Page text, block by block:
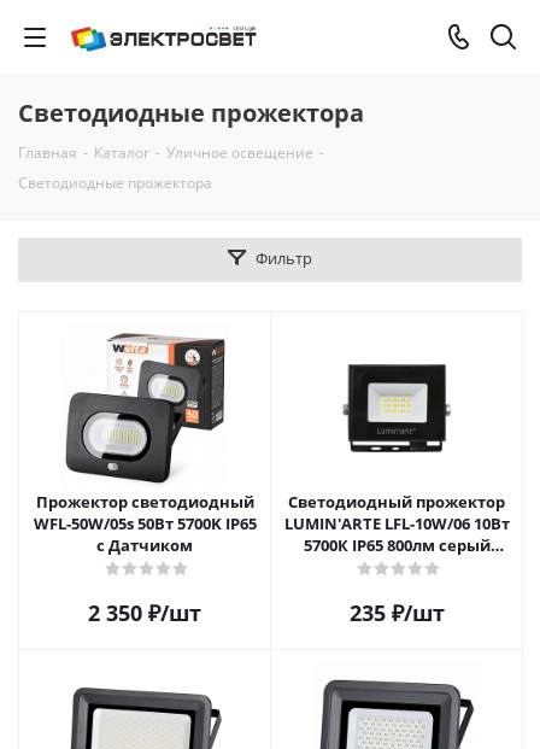
Светодиодные прожектора
Главная - Каталог - Уличное освещение -
Светодиодные прожектора
Фильтр
Прожектор светодиодный
WFL-50W/05s 50Вт 5700K IP65
с Датчиком
2 350 ₽/шт
Светодиодный прожектор
LUMIN'ARTE LFL-10W/06 10Вт
5700К IP65 800лм серый
корпус
235₽/шт